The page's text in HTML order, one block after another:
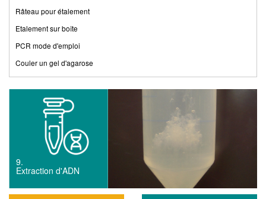
Râteau pour étalement
Etalement sur boîte
PCR mode d'emploi
Couler un gel d'agarose
9.
Extraction d'ADN